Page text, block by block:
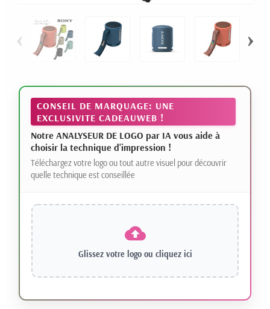
‹ ›
CONSEIL DE MARQUAGE: UNE
EXCLUSIVITE CADEAUWEB !
Notre ANALYSEUR DE LOGO par IA vous aide à
choisir la technique d'impression !
Téléchargez votre logo ou tout autre visuel pour découvrir
quelle technique est conseillée
Glissez votre logo ou cliquez ici